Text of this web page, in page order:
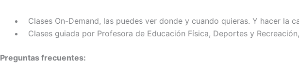
Clases On-Demand, las puedes ver donde y cuando quieras. Y hacer la
Clases guiada por Profesora de Educación Física, Deportes y
Preguntas frecuentes: